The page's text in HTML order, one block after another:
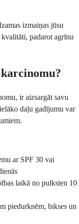
izmaiņas jūsu
padarot agrīnu
ir aizsargāt savu
daļu gadījumu var
ar SPF 30 vai
laikā no pulksten 10
piedurknēm, bikses un